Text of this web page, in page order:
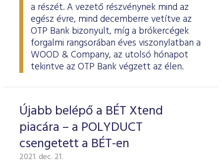
a részét. A vezető részvénynek mind az
egész évre, mind decemberre vetítve az
OTP Bank bizonyult, míg a brókercégek
forgalmi rangsorában éves viszonylatban a
WOOD & Company, az utolsó hónapot
tekintve az OTP Bank végzett az élen.
Újabb belépő a BÉT Xtend
piacára – a POLYDUCT
csengetett a BÉT-en
2021. dec. 21.